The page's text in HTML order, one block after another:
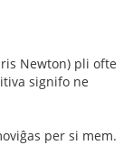
Newton) pli ofte
signifo ne
per si mem.